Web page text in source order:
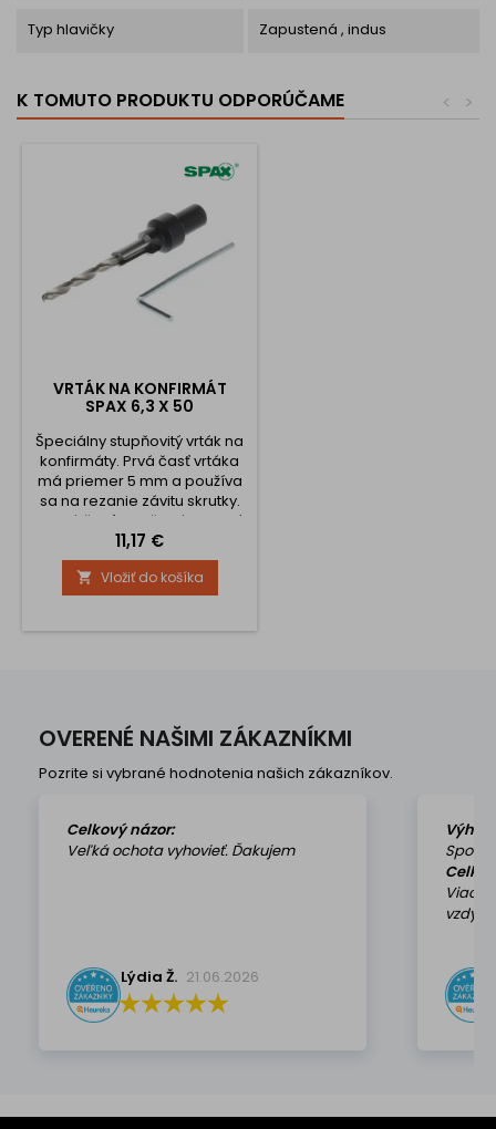
Typ hlavičky Zapustená , indus
K TOMUTO PRODUKTU ODPORÚČAME >
<
VRTÁK NA KONFIRMÁT
SPAX 6,3 X 50
Špeciálny stupňovitý vrták na
konfirmáty. Prvá časť vrtáka
má priemer 5 mm a používa
sa na rezanie závitu skrutky.
Druhá časť je určená na prvý
stupeň zápustnej hlavy
skrutky, posledná časť je
skosenie hornej časti
zápustnej časti skrutky.
Cena
11,17 €
 Vložiť do košíka
OVERENÉ NAŠIMI ZÁKAZNÍKMI
Pozrite si vybrané hodnotenia našich zákazníkov.
Celkový názor:
Veľká ochota vyhovieť. Ďakujem
Lýdia Ž. 21.06.2026
vzdy k